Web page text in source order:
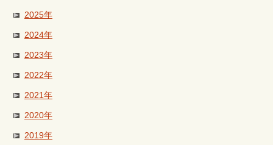
2025年
2024年
2023年
2022年
2021年
2020年
2019年